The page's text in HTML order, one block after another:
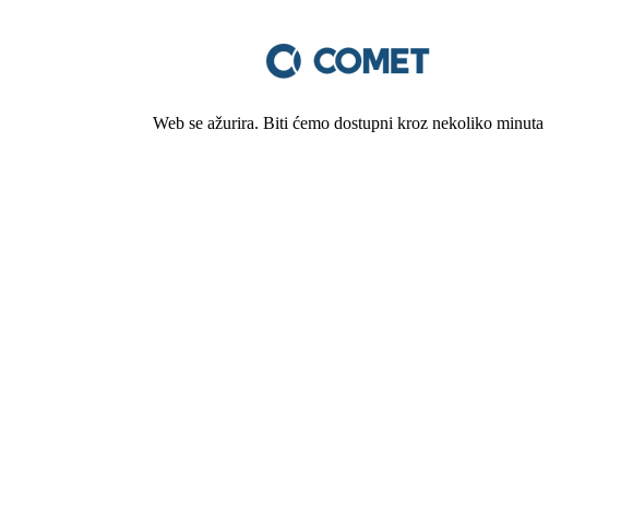
Web se ažurira. Biti ćemo dostupni kroz nekoliko minuta